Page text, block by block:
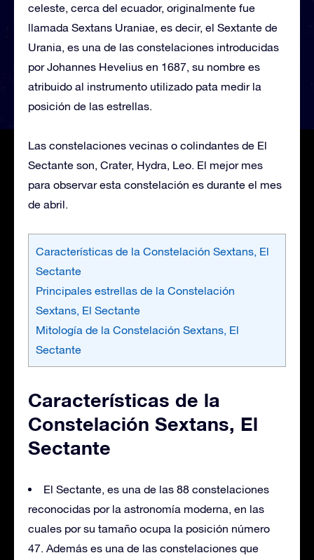
celeste, cerca del ecuador, originalmente fue
llamada Sextans Uraniae, es decir, el Sextante de
Urania, es una de las constelaciones introducidas
por Johannes Hevelius en 1687, su nombre es
atribuido al instrumento utilizado pata medir la
posición de las estrellas.
Las constelaciones vecinas o colindantes de El
Sectante son, Crater, Hydra, Leo. El mejor mes
para observar esta constelación es durante el mes
de abril.
Características de la Constelación Sextans, El
Sectante
Principales estrellas de la Constelación
Sextans, El Sectante
Mitología de la Constelación Sextans, El
Sectante
Características de la
Constelación Sextans, El
Sectante
El Sectante, es una de las 88 constelaciones
reconocidas por la astronomía moderna, en las
cuales por su tamaño ocupa la posición número
47. Además es una de las constelaciones que